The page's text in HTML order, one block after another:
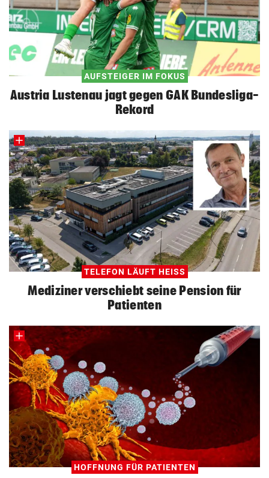
AUFSTEIGER IM FOKUS
Austria Lustenau jagt gegen GAK Bundesliga-
Rekord
TELEFON LÄUFT HEISS
Mediziner verschiebt seine Pension für
Patienten
HOFFNUNG FÜR PATIENTEN